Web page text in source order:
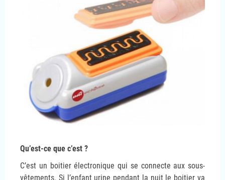
Qu’est-ce que c’est ?
C’est un boitier électronique qui se connecte aux sous-
vêtements. Si l’enfant urine pendant la nuit le boitier va